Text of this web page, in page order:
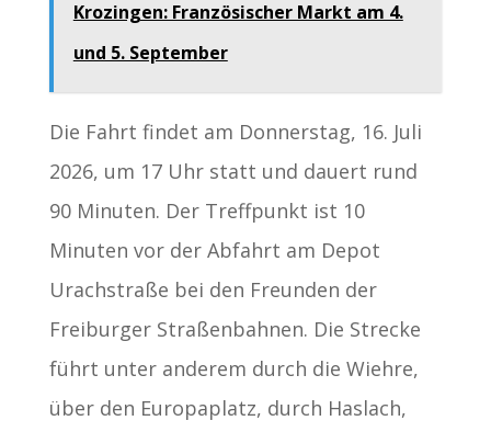
Krozingen: Französischer Markt am 4.
und 5. September
Die Fahrt findet am Donnerstag, 16. Juli
2026, um 17 Uhr statt und dauert rund
90 Minuten. Der Treffpunkt ist 10
Minuten vor der Abfahrt am Depot
Urachstraße bei den Freunden der
Freiburger Straßenbahnen. Die Strecke
führt unter anderem durch die Wiehre,
über den Europaplatz, durch Haslach,